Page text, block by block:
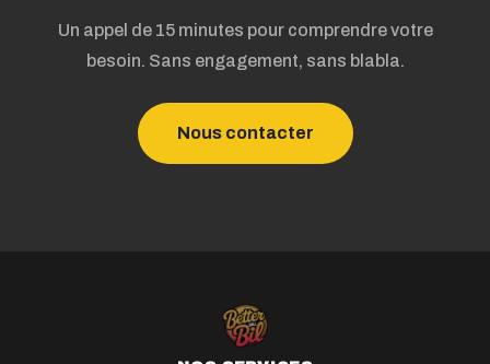
Un appel de 15 minutes pour comprendre votre
besoin. Sans engagement, sans blabla.
Nous contacter